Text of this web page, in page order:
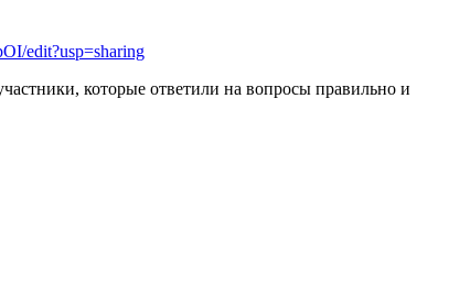
edit?usp=sharing
которые ответили на вопросы правильно и